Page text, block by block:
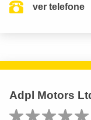
ver telefone
Adpl Motors